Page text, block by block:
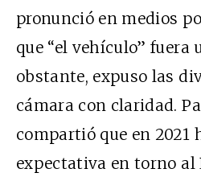
pronunció en medios
que “el vehículo” fuera
obstante, expuso las
cámara con claridad.
compartió que en 2021
expectativa en torno